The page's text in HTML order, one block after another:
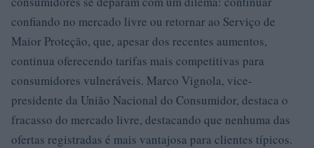
confiando no mercado livre ou retornar ao Serviço de
Maior Proteção, que, apesar dos recentes aumentos,
continua oferecendo tarifas mais competitivas para
consumidores vulneráveis. Marco Vignola, vice-
presidente da União Nacional do Consumidor, destaca o
fracasso do mercado livre, destacando que nenhuma das
ofertas registradas é mais vantajosa para clientes típicos.